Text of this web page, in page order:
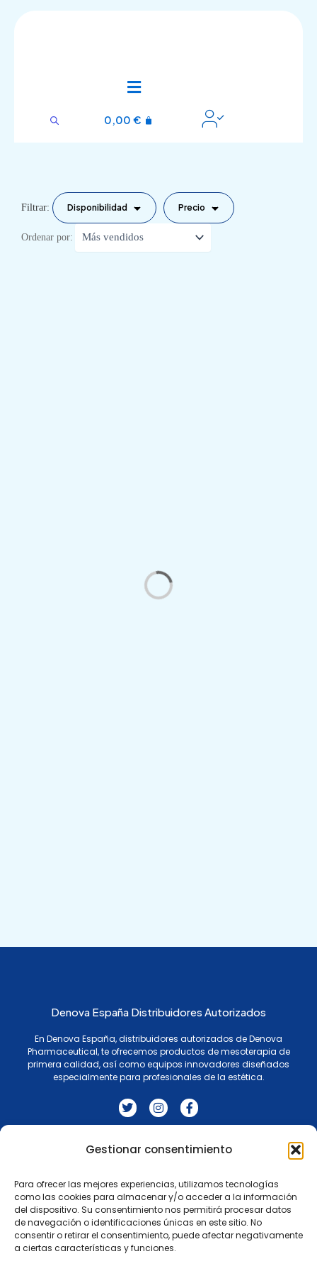
Gestionar consentimiento
Para ofrecer las mejores experiencias, utilizamos tecnologías
como las cookies para almacenar y/o acceder a la información
del dispositivo. Su consentimiento nos permitirá procesar datos
de navegación o identificaciones únicas en este sitio. No
consentir o retirar el consentimiento, puede afectar negativamente
a ciertas características y funciones.
0,00€
Cursos
Filtrar: Disponibilidad Precio
Ordenar por:
Denova España Distribuidores Autorizados
En Denova España, distribuidores autorizados de Denova
Pharmaceutical, te ofrecemos productos de mesoterapia de
primera calidad, así como equipos innovadores diseñados
especialmente para profesionales de la estética.
T
w
i
t
I
n
s
a
a
m
F
a
c
b
k
-
f
AgendaAMYET IA ProductosContactos
Suscríbete A Nuestro Boletín